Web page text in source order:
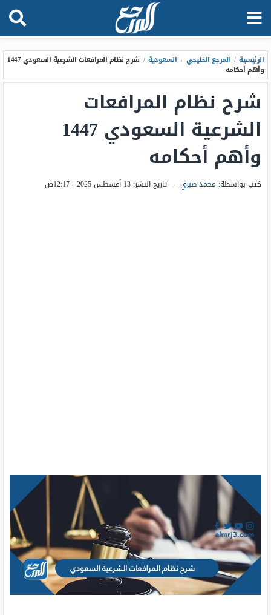
الرئيسية / المرجع الخليجي ، السعودية /
شرح نظام المرافعات الشرعية السعودي 1447
وأهم أحكامه
شرح نظام المرافعات
الشرعية السعودي 1447
وأهم أحكامه
كتب بواسطة: محمد صبري – تاريخ النشر: 13 أغسطس 2025 - 12:17ص